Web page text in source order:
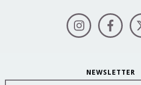
NEWSLETTER